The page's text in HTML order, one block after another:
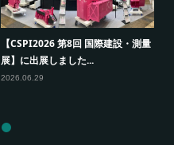
【関東グランドフェア2026】に出
展します！